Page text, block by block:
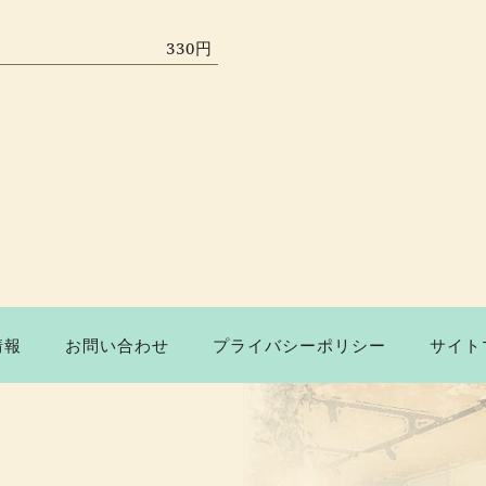
330円
お問い合わせ プライバシーポリシー サイ